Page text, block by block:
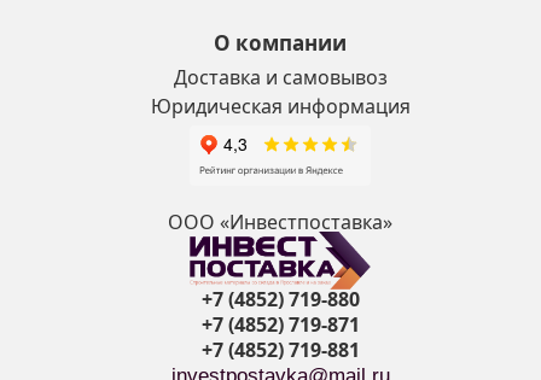
О компании
Доставка и самовывоз
Юридическая информация
ООО «Инвестпоставка»
+7 (4852) 719-880
+7 (4852) 719-871
+7 (4852) 719-881
investpostavka@mail.ru